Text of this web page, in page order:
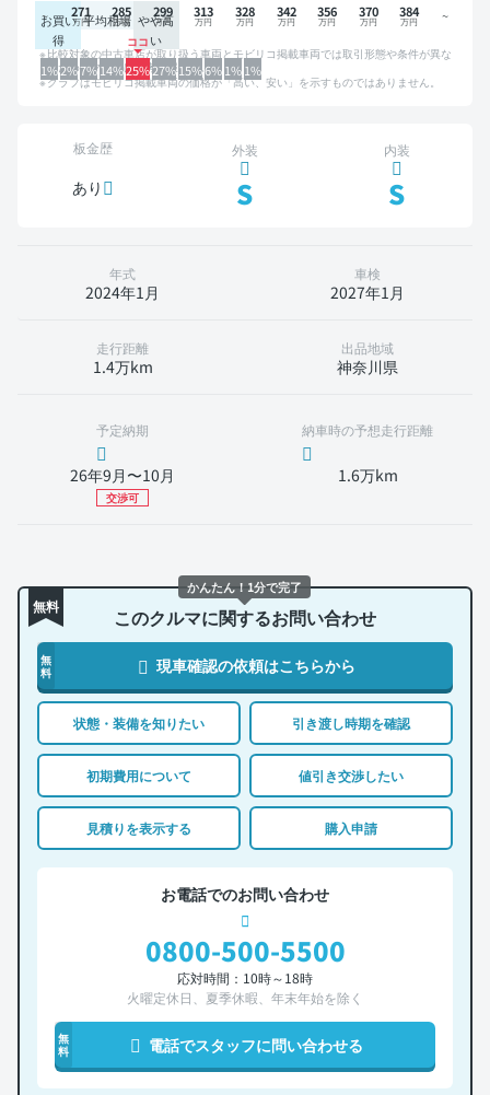
お買い
得
平均相場 やや高
い
1%2%7%14%25%27%15%6%1%1%
271 285 299 313 328 342 356 370 384
比較対象の中古車店が取り扱う車両とモビリコ掲載車両では取引形態や条件が異な
るため、グラフは参考情報です。
グラフはモビリコ掲載車両の価格が「高い、安い」を示すものではありません。
板金歴
あり
外装
S
内装
S
年式
2024年1月
車検
2027年1月
走行距離
1.4万km
出品地域
神奈川県
予定納期
26年9月〜10月
交渉可
納車時の予想走行距離
1.6万km
無料 このクルマに関するお問い合わせ
無
料
現車確認の依頼はこちらから
状態・装備を知りたい 引き渡し時期を確認
初期費用について 値引き交渉したい
見積りを表示する 購入申請
お電話でのお問い合わせ
0800-500-5500
応対時間：10時～18時
火曜定休日、夏季休暇、年末年始を除く
無
料
電話でスタッフに問い合わせる
かんたん！1分で完了